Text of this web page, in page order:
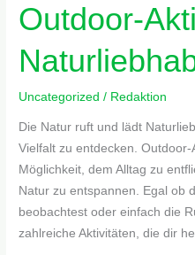
Outdoor-
Uncategorized / Redaktion
Die Natur ruft und lädt
Vielfalt zu entdecken.
Möglichkeit, dem Alltag zu
Natur zu entspannen. Egal ob
beobachtest oder einfach die
zahlreiche Aktivitäten, die dir